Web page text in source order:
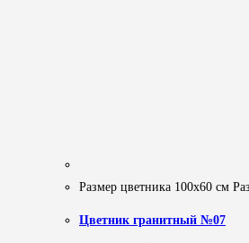
Размер цветника 100х60 см
Цветник гранитный №07